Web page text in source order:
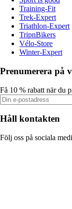
Training-Fit
Trek-Expert
Triathlon-Expert
TripnBikers
Vélo-Store
Winter-Expert
Prenumerera på
Få 10 % rabatt när du
Håll kontakten
Följ oss på sociala